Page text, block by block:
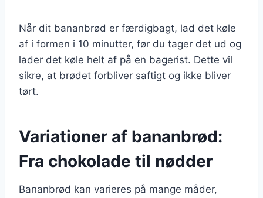
Når dit bananbrød er færdigbagt, lad det køle
af i formen i 10 minutter, før du tager det ud og
lader det køle helt af på en bagerist. Dette vil
sikre, at brødet forbliver saftigt og ikke bliver
tørt.
Variationer af bananbrød:
Fra chokolade til nødder
Bananbrød kan varieres på mange måder,